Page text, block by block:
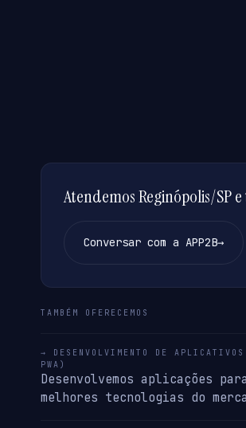
Atendemos Reginópolis/SP
Conversar com a APP2B→
TAMBÉM OFERECEMOS
→ DESENVOLVIMENTO DE
PWA)
Desenvolvemos aplicações
melhores tecnologias do